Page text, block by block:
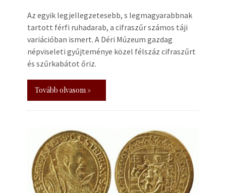
Az egyik legjellegzetesebb, s legmagyarabbnak
tartott férfi ruhadarab, a cifraszűr számos táji
variációban ismert. A Déri Múzeum gazdag
népviseleti gyűjteménye közel félszáz cifraszűrt
és szűrkabátot őriz.
Tovább olvasom »